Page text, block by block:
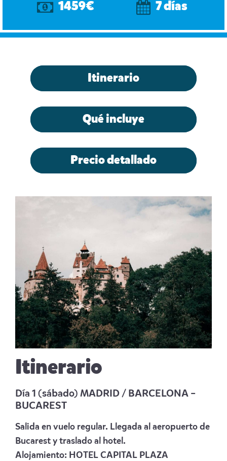
1459€ 7 días
Itinerario
Qué incluye
Precio detallado
Itinerario
Día 1 (sábado) MADRID / BARCELONA –
BUCAREST
Salida en vuelo regular. Llegada al aeropuerto de
Bucarest y traslado al hotel.
Alojamiento: HOTEL CAPITAL PLAZA